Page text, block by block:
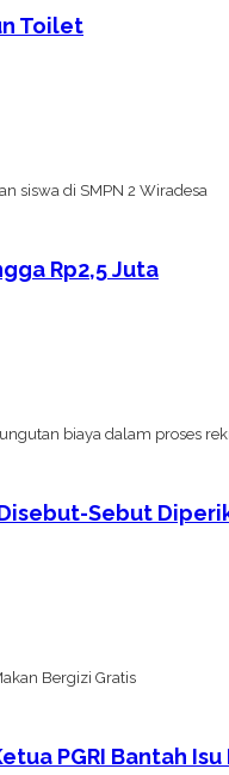
Toilet
siswa di SMPN 2 Wiradesa
Rp2,5 Juta
biaya dalam proses
Sebut
Bergizi Gratis
PGRI Bantah Isu